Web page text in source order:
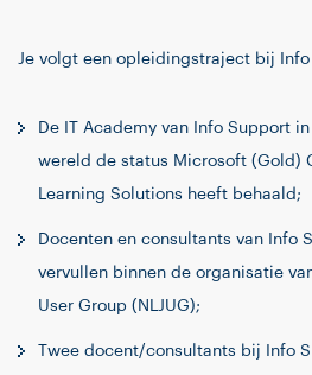
Je volgt een opleidingstraject bij
De IT Academy van Info Support
wereld de status Microsoft (Gold)
Learning Solutions heeft behaald;
Docenten en consultants van Info
vervullen binnen de organisatie
User Group (NLJUG);
Twee docent/consultants bij Info